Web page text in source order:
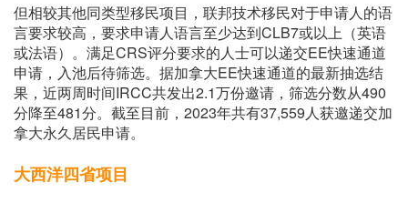
但相较其他同类型移民项目，联邦技术移民对于申请人的语
言要求较高，要求申请人语言至少达到CLB7或以上（英语
或法语）。满足CRS评分要求的人士可以递交EE快速通道
申请，入池后待筛选。据加拿大EE快速通道的最新抽选结
果，近两周时间IRCC共发出2.1万份邀请，筛选分数从490
分降至481分。截至目前，2023年共有37,559人获邀递交加
拿大永久居民申请。
大西洋四省项目